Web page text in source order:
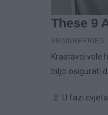
Krastavci vole
biljci osigurati
U fazi